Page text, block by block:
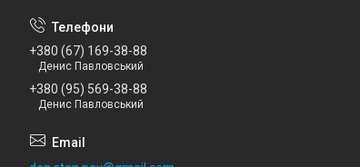
+380 (67) 169-38-88
Денис Павловський
+380 (95) 569-38-88
Денис Павловський